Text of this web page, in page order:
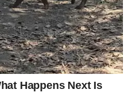
ono što ste
dugo pamtiti.